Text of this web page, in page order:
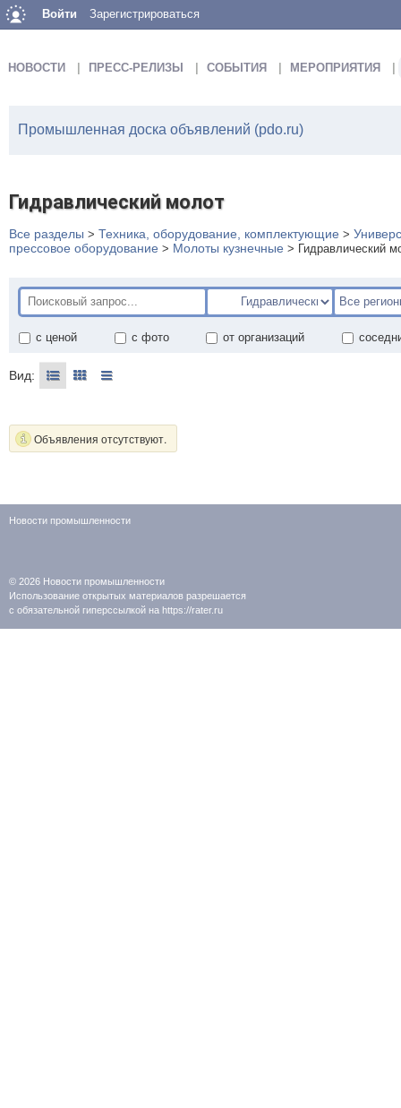
Войти Зарегистрироваться
НОВОСТИ ПРЕСС-РЕЛИЗЫ СОБЫТИЯ МЕРОПРИЯТИЯ
Промышленная доска объявлений (pdo.ru)
Гидравлический молот
Все разделы > Техника, оборудование, комплектующие >
прессовое оборудование > Молоты кузнечные > Гидравлический
с ценой с фото от организаций
Вид:
Объявления отсутствуют.
Новости промышленности
© 2026 Новости промышленности
Использование открытых материалов разрешается
с обязательной гиперссылкой на https://rater.ru